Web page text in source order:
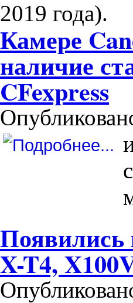
2019 года).
Камере
наличие
CFexpress
Появились
X-T4,